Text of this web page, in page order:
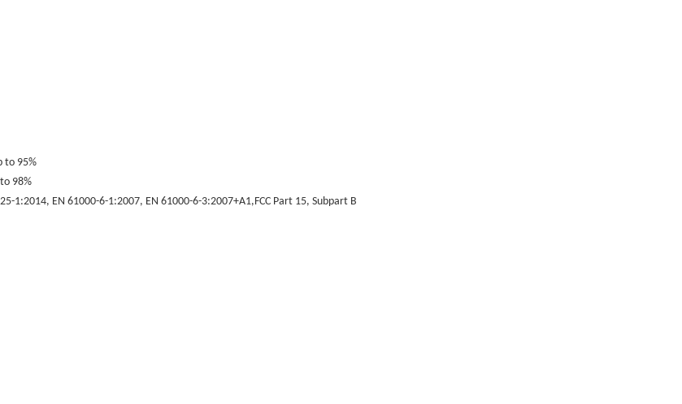
to 95%
98%
1:2014, EN 61000-6-1:2007, EN 61000-6-3:2007+A1,FCC Part 15, Subpart B